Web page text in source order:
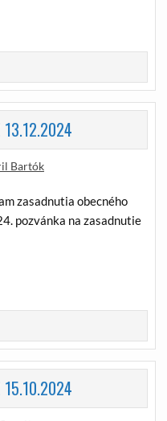
13.12.2024
Bartók
zasadnutia obecného
pozvánka na zasadnutie
15.10.2024